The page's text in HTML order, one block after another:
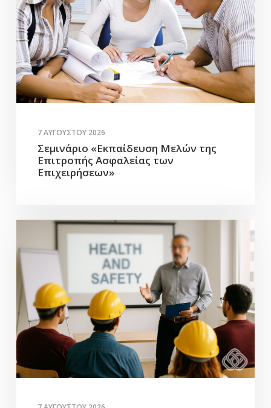
7 ΑΥΓΟΎΣΤΟΥ 2026
Σεμινάριο «Εκπαίδευση Μελών της
Επιτροπής Ασφαλείας των
Επιχειρήσεων»